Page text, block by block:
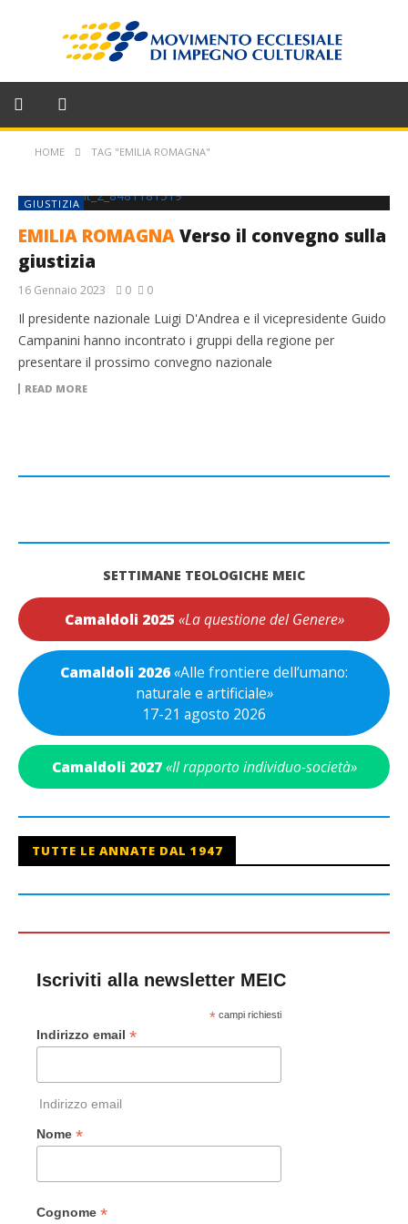
HOME TAG "EMILIA ROMAGNA"
GIUSTIZIA
EMILIA ROMAGNAVerso il convegno sulla
giustizia
16 Gennaio 2023 0 0
Il presidente nazionale Luigi D'Andrea e il vicepresidente Guido
Campanini hanno incontrato i gruppi della regione per
presentare il prossimo convegno nazionale
READ MORE
SETTIMANE TEOLOGICHE MEIC
Camaldoli 2025 «La questione del Genere»
Camaldoli 2026«Alle frontiere dell’umano:
naturale e artificiale»
17-21 agosto 2026
Camaldoli 2027 «Il rapporto individuo-società»
TUTTE LE ANNATE DAL 1947
Iscriviti alla newsletter MEIC
*campi richiesti
Indirizzo email *
Indirizzo email
Nome *
Cognome *